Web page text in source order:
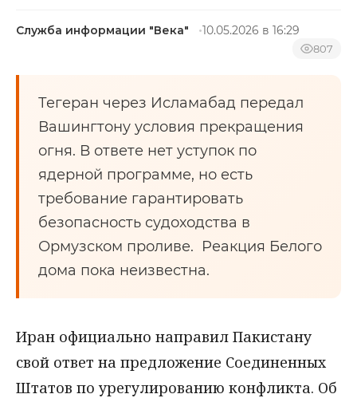
Служба информации "Века" 10.05.2026 в 16:29
807
Тегеран через Исламабад передал
Вашингтону условия прекращения
огня. В ответе нет уступок по
ядерной программе, но есть
требование гарантировать
безопасность судоходства в
Ормузском проливе. Реакция Белого
дома пока неизвестна.
Иран официально направил Пакистану
свой ответ на предложение Соединенных
Штатов по урегулированию конфликта. Об